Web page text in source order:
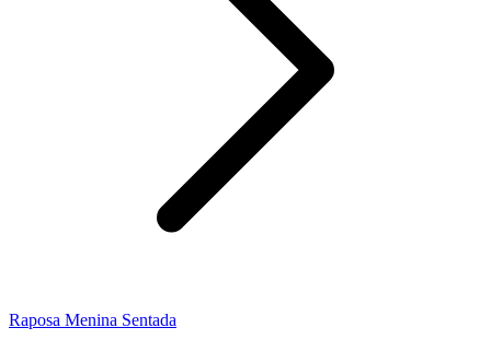
Raposa Menina Sentada